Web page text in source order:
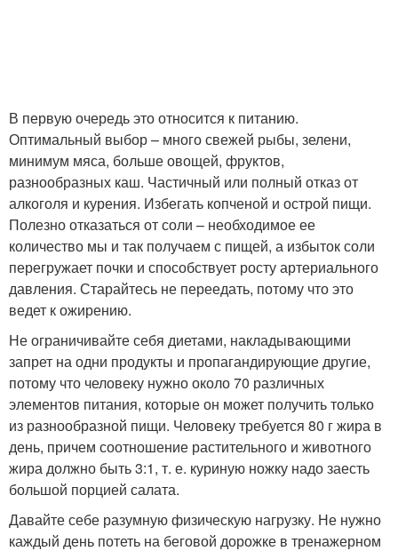
В первую очередь это относится к питанию.
Оптимальный выбор – много свежей рыбы, зелени,
минимум мяса, больше овощей, фруктов,
разнообразных каш. Частичный или полный отказ от
алкоголя и курения. Избегать копченой и острой пищи.
Полезно отказаться от соли – необходимое ее
количество мы и так получаем с пищей, а избыток соли
перегружает почки и способствует росту артериального
давления. Старайтесь не переедать, потому что это
ведет к ожирению.
Не ограничивайте себя диетами, накладывающими
запрет на одни продукты и пропагандирующие другие,
потому что человеку нужно около 70 различных
элементов питания, которые он может получить только
из разнообразной пищи. Человеку требуется 80 г жира в
день, причем соотношение растительного и животного
жира должно быть 3:1, т. е. куриную ножку надо заесть
большой порцией салата.
Давайте себе разумную физическую нагрузку. Не нужно
каждый день потеть на беговой дорожке в тренажерном